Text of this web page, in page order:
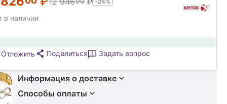
в наличии
Отложить Поделиться Задать вопрос
Информация о доставке
Способы оплаты